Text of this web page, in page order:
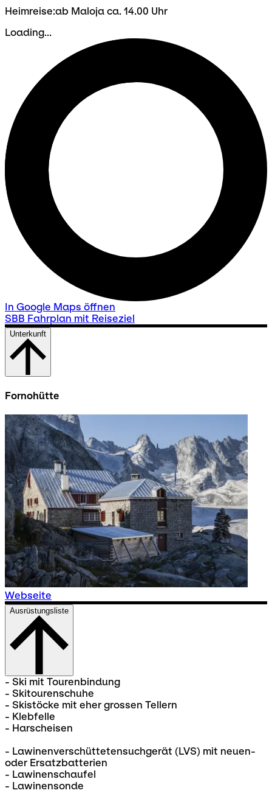
Heimreise:ab Maloja ca. 14.00 Uhr
Loading...
In Google Maps öffnen
SBB Fahrplan mit Reiseziel
Unterkunft
Fornohütte
Webseite
Ausrüstungsliste
- Ski mit Tourenbindung
- Skitourenschuhe
- Skistöcke mit eher grossen Tellern
- Klebfelle
- Harscheisen
- Lawinenverschüttetensuchgerät (LVS) mit neuen-
oder Ersatzbatterien
- Lawinenschaufel
- Lawinensonde